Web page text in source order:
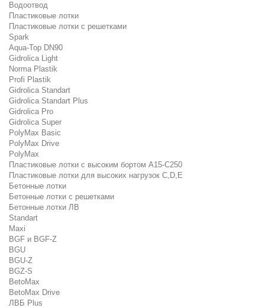
Водоотвод
Пластиковые лотки
Пластиковые лотки с решетками
Spark
Aqua-Top DN90
Gidrolica Light
Norma Plastik
Profi Plastik
Gidrolica Standart
Gidrolica Standart Plus
Gidrolica Pro
Gidrolica Super
PolyMax Basic
PolyMax Drive
PolyMax
Пластиковые лотки с высоким бортом А15-C250
Пластиковые лотки для высоких нагрузок C,D,E
Бетонные лотки
Бетонные лотки с решетками
Бетонные лотки ЛВ
Standart
Maxi
BGF и BGF-Z
BGU
BGU-Z
BGZ-S
BetoMax
BetoMax Drive
ЛВБ Plus